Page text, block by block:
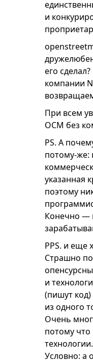
и
его
компании
При всем
ОСМ без
PS. А
потому-же:
указанная
поэтому
Конечно —
PPS. и еще
Страшно
и
(пишут
из одного
Очень
потому
Условно: а